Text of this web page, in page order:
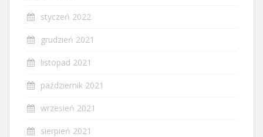
styczeń 2022
grudzień 2021
listopad 2021
październik 2021
wrzesień 2021
sierpień 2021